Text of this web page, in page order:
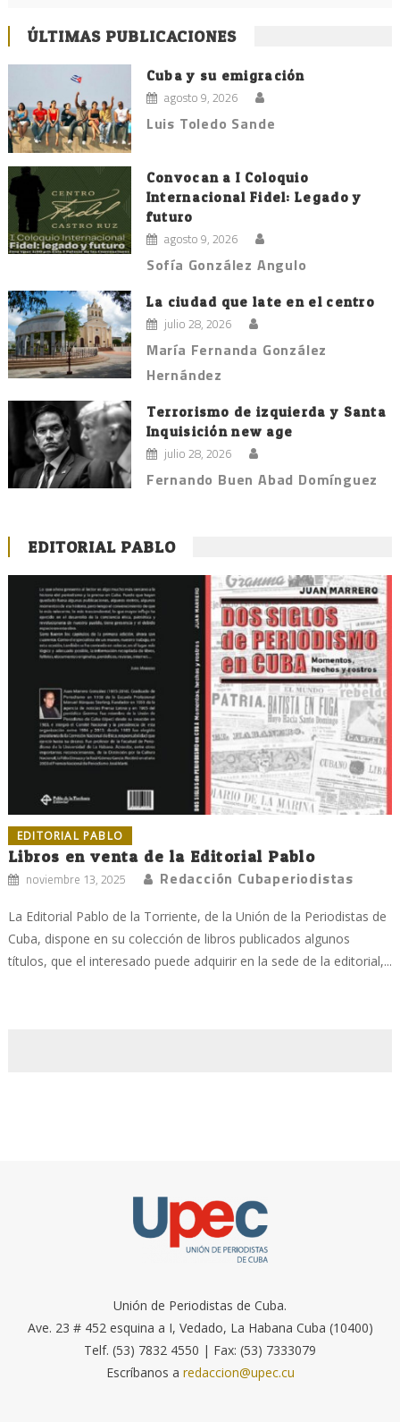
ÚLTIMAS PUBLICACIONES
Cuba y su emigración
agosto 9, 2026
Luis Toledo Sande
Convocan a I Coloquio
Internacional Fidel: Legado y
futuro
agosto 9, 2026
Sofía González Angulo
La ciudad que late en el centro
julio 28, 2026
María Fernanda González
Hernández
Terrorismo de izquierda y Santa
Inquisición new age
julio 28, 2026
Fernando Buen Abad Domínguez
EDITORIAL PABLO
EDITORIAL PABLO
Libros en venta de la Editorial Pablo
noviembre 13, 2025 Redacción Cubaperiodistas
La Editorial Pablo de la Torriente, de la Unión de la Periodistas de
Cuba, dispone en su colección de libros publicados algunos
títulos, que el interesado puede adquirir en la sede de la editorial,...
Unión de Periodistas de Cuba.
Ave. 23 # 452 esquina a I, Vedado, La Habana Cuba (10400)
Telf. (53) 7832 4550 | Fax: (53) 7333079
Escríbanos a redaccion@upec.cu